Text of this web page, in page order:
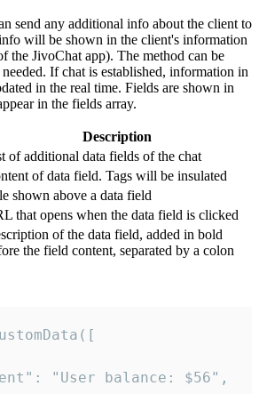
send any additional info about the client to
will be shown in the client's information
the JivoChat app). The method can be
If chat is established, information in
in the real time. Fields are shown in
in the fields array.
Description
of additional data fields of the chat
of data field. Tags will be insulated
shown above a data field
that opens when the data field is clicked
of the data field, added in bold
the field content, separated by a colon
"User balance: $56",